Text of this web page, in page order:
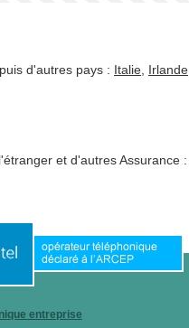
d'autres pays : Italie Irlande
et d'autres Assurance :
entreprise